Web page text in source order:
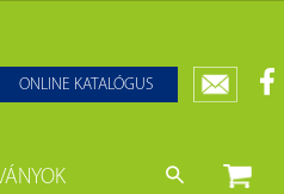
ONLINE KATALÓGUS